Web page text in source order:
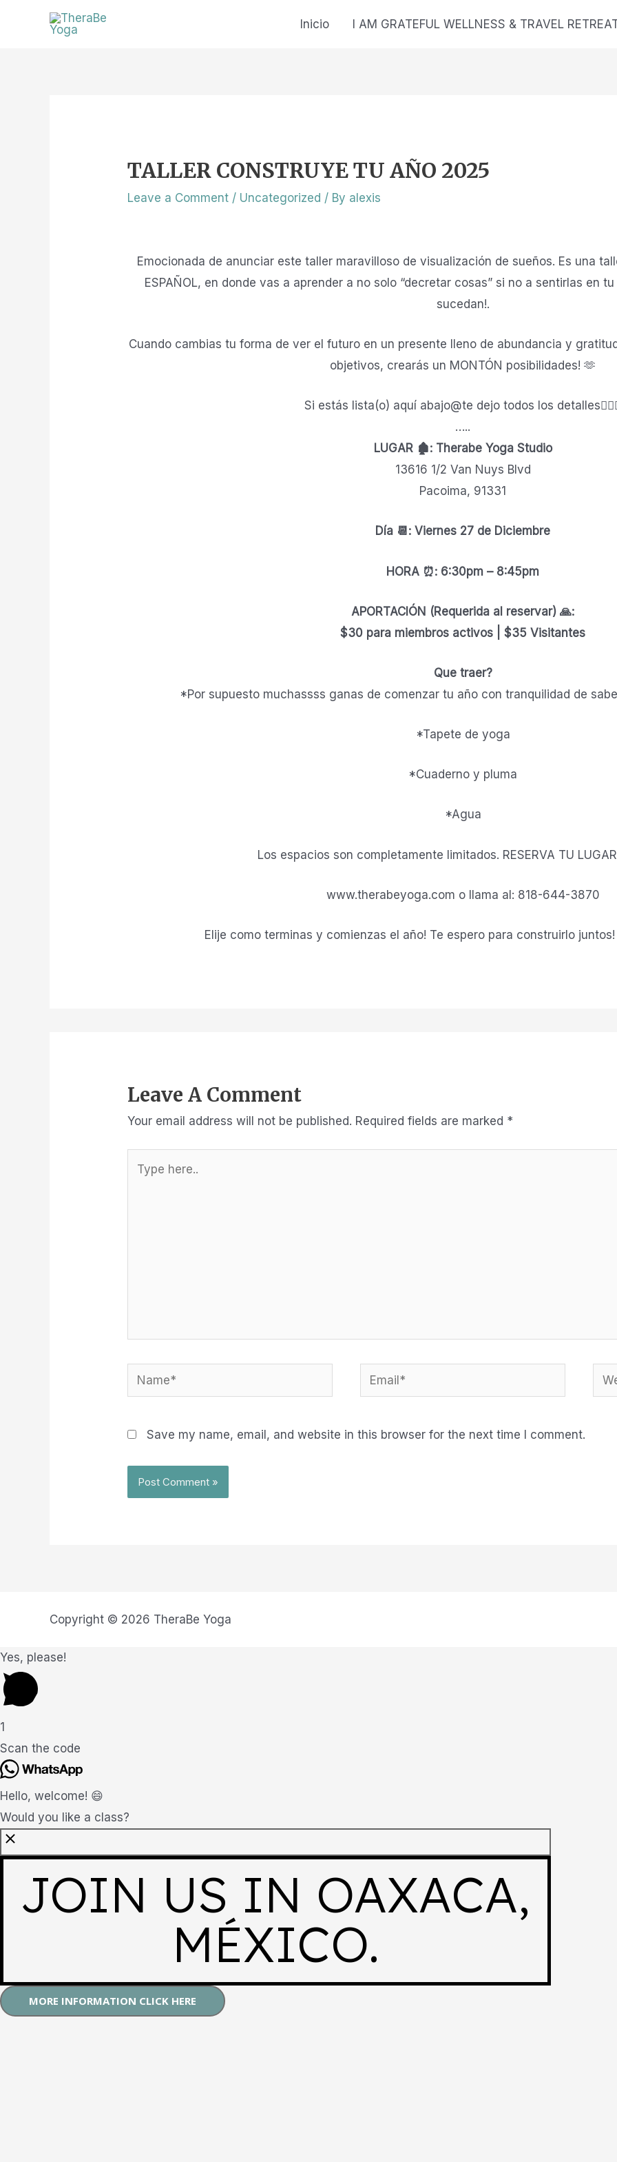
Inicio I AM GRATEFUL WELLNESS & TRAVEL
TALLER CONSTRUYE TU AÑO 2025
Leave a Comment / Uncategorized / By alexis
Emocionada de anunciar este taller maravilloso de visualización de sueños. Es una
ESPAÑOL, en donde vas a aprender a no solo “decretar cosas” si no a sentirlas en
sucedan!.
Cuando cambias tu forma de ver el futuro en un presente lleno de abundancia y
objetivos, crearás un MONTÓN posibilidades! 🫶
Si estás lista(o) aquí abajo@te dejo todos los
…..
LUGAR 🏚️: Therabe Yoga Studio
13616 1/2 Van Nuys Blvd
Pacoima, 91331
Día 📆: Viernes 27 de Diciembre
HORA ⏰: 6:30pm – 8:45pm
APORTACIÓN (Requerida al reservar) 🙏:
$30 para miembros activos | $35 Visitantes
Que traer?
*Por supuesto muchassss ganas de comenzar tu año con tranquilidad de
*Tapete de yoga
*Cuaderno y pluma
*Agua
Los espacios son completamente limitados. RESERVA TU LUGAR
www.therabeyoga.com o llama al: 818-644-3870
Elije como terminas y comienzas el año! Te espero para construirlo juntos!
Leave A Comment
Your email address will not be published. Required fields are marked *
here..
Name* Email*
Save my name, email, and website in this browser for the next time I comment.
Copyright © 2026 TheraBe Yoga
Yes, please!
1
Scan the code
Hello, welcome! 😄
Would you like a class?
JOIN US IN OAXACA,
MÉXICO.
MORE INFORMATION CLICK HERE